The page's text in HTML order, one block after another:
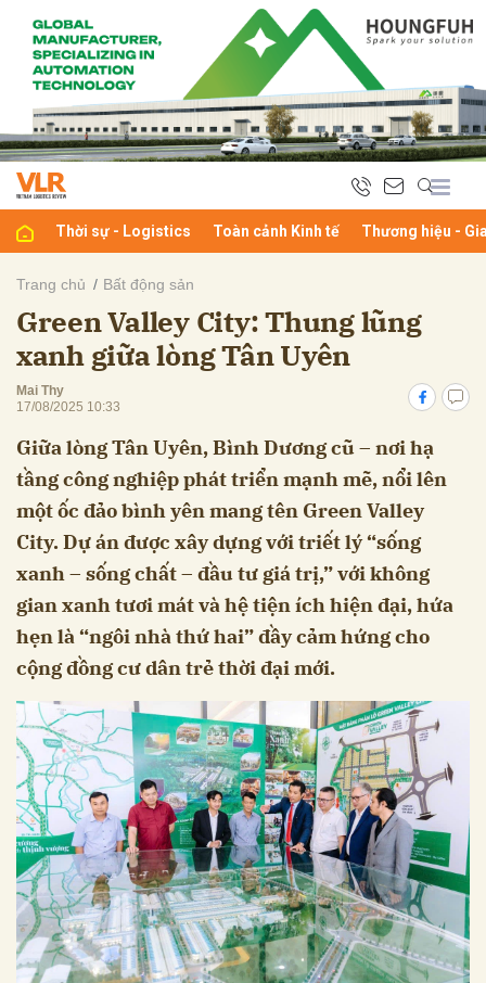
Thời sự - Logistics Toàn cảnh Kinh tế Thương hiệu -
Trang chủ Bất động sản
Green Valley City: Thung lũng
xanh giữa lòng Tân Uyên
Mai Thy
17/08/2025 10:33
Giữa lòng Tân Uyên, Bình Dương cũ – nơi hạ
tầng công nghiệp phát triển mạnh mẽ, nổi lên
một ốc đảo bình yên mang tên Green Valley
City. Dự án được xây dựng với triết lý “sống
xanh – sống chất – đầu tư giá trị,” với không
gian xanh tươi mát và hệ tiện ích hiện đại, hứa
hẹn là “ngôi nhà thứ hai” đầy cảm hứng cho
cộng đồng cư dân trẻ thời đại mới.
luận
Hủy